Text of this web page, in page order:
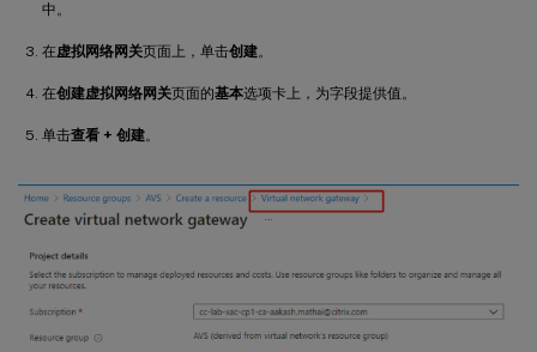
中。
在虚拟网络网关页面上，单击创建。
在创建虚拟网络网关页面的基本选项卡上，为字段提供值。
单击查看 + 创建。